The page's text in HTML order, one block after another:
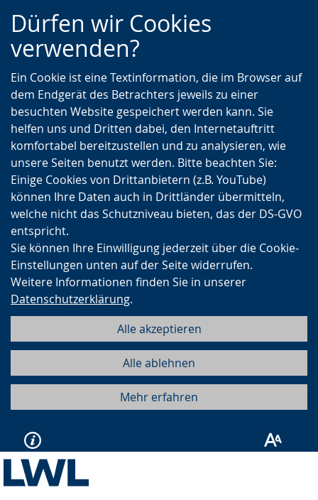
Zur
Hauptnavigation
Zur
Seitennavigation
Zum
Inhalt
Dürfen wir Cookies
verwenden?
Ein Cookie ist eine Textinformation, die im Browser auf
dem Endgerät des Betrachters jeweils zu einer
besuchten Website gespeichert werden kann. Sie
helfen uns und Dritten dabei, den Internetauftritt
komfortabel bereitzustellen und zu analysieren, wie
unsere Seiten benutzt werden. Bitte beachten Sie:
Einige Cookies von Drittanbietern (z.B. YouTube)
können Ihre Daten auch in Drittländer übermitteln,
welche nicht das Schutzniveau bieten, das der DS-GVO
entspricht.
Sie können Ihre Einwilligung jederzeit über die Cookie-
Einstellungen unten auf der Seite widerrufen.
Weitere Informationen finden Sie in unserer
Datenschutzerklärung.
Alle akzeptieren
Alle ablehnen
Mehr erfahren